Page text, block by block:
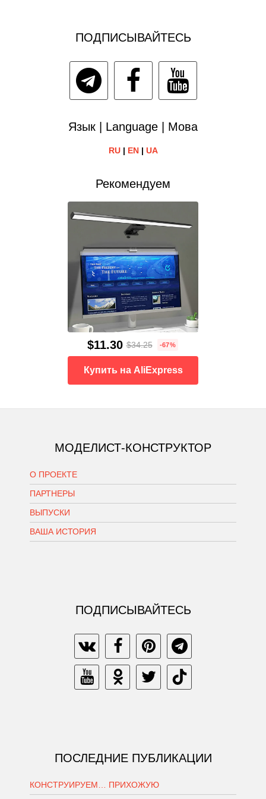
ПОДПИСЫВАЙТЕСЬ
Язык | Language | Мова
RU| EN| UA
Рекомендуем
$11.30 $34.25 -67%
Купить на AliExpress
МОДЕЛИСТ-КОНСТРУКТОР
О ПРОЕКТЕ
ПАРТНЕРЫ
ВЫПУСКИ
ВАША ИСТОРИЯ
ПОДПИСЫВАЙТЕСЬ
ПОСЛЕДНИЕ ПУБЛИКАЦИИ
КОНСТРУИРУЕМ… ПРИХОЖУЮ